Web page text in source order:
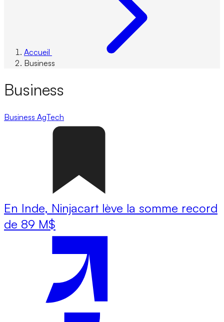
Accueil
Business
Business
Business AgTech
En Inde, Ninjacart lève la somme record
de 89 M$